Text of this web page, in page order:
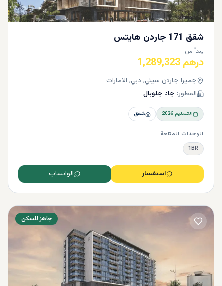
شقق 171 جاردن هايتس
يبدأ من
درهم 1,289,323
جميرا جاردن سيتي, دبي, الامارات
المطور: جاد جلوبال
التسليم2026 شقق
الوحدات المتاحة
1BR
استفسار الواتساب
جاهز للسكن